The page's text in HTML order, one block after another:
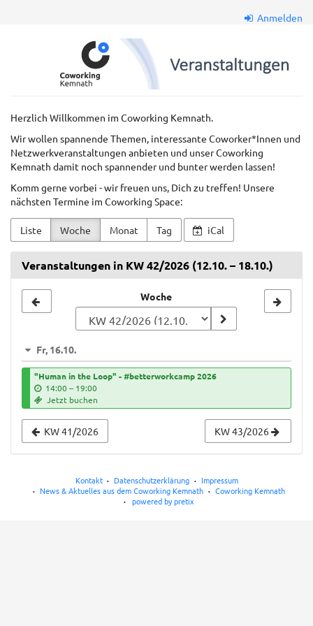
Anmelden
Coworkkem
GmbH
Herzlich Willkommen im Coworking Kemnath.
Wir wollen spannende Themen, interessante Coworker*Innen und
Netzwerkveranstaltungen anbieten und unser Coworking
Kemnath damit noch spannender und bunter werden lassen!
Komm gerne vorbei - wir freuen uns, Dich zu treffen! Unsere
nächsten Termine im Coworking Space:
Liste Woche Monat Tag iCal
Veranstaltungen in KW 42/2026 (12.10. – 18.10.)
zur
auswählen
Woche
Fr, 16.10.
"Human in the Loop" - #betterworkcamp 2026
14:00 –b
i
s
19:00
Jetzt buchen
KW 41/2026 KW 43/2026
Kontakt Datenschutzerklärung
Impressum
News & Aktuelles aus dem Coworking Kemnath
Coworking Kemnath
powered by pretix